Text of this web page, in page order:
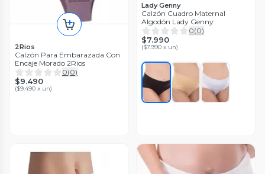
2Rios
Calzón Para Embarazada Con
Encaje Morado 2Rios
0(0)
$9.490
($9.490 x un)
Lady Genny
Calzón Cuadro Maternal
Algodón Lady Genny
0(0)
$7.990
($7.990 x un)